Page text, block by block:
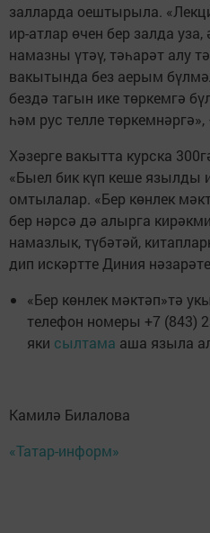
залларда оештырыла.
ир-атлар өчен бер залда
намазны үтәү, тәһарәт алу
вакытында без аерым
бездә тагын ике төркемгә
һәм рус телле
Хәзерге вакытта курска
«Быел бик күп кеше язылды
омтылалар. «Бер көнлек
бер нәрсә дә алырга
намазлык, түбәтәй,
дип искәртте Диния
«Бер көнлек мәктәп»тә
телефон номеры +7 (843)
яки сылтама аша языла
Камилә Билалова
«Татар-информ»